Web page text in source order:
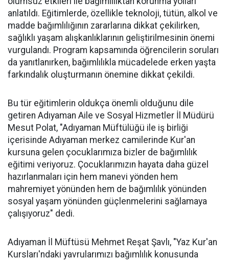
anlatıldı. Eğitimlerde, özellikle teknoloji, tütün, alkol ve
madde bağımlılığının zararlarına dikkat çekilirken,
sağlıklı yaşam alışkanlıklarının geliştirilmesinin önemi
vurgulandı. Program kapsamında öğrencilerin soruları
da yanıtlanırken, bağımlılıkla mücadelede erken yaşta
farkındalık oluşturmanın önemine dikkat çekildi.
Bu tür eğitimlerin oldukça önemli olduğunu dile
getiren Adıyaman Aile ve Sosyal Hizmetler İl Müdürü
Mesut Polat, "Adıyaman Müftülüğü ile iş birliği
içerisinde Adıyaman merkez camilerinde Kur'an
kursuna gelen çocuklarımıza bizler de bağımlılık
eğitimi veriyoruz. Çocuklarımızın hayata daha güzel
hazırlanmaları için hem manevi yönden hem
mahremiyet yönünden hem de bağımlılık yönünden
sosyal yaşam yönünden güçlenmelerini sağlamaya
çalışıyoruz" dedi.
Adıyaman İl Müftüsü Mehmet Reşat Şavlı, "Yaz Kur'an
Kursları'ndaki yavrularımızı bağımlılık konusunda